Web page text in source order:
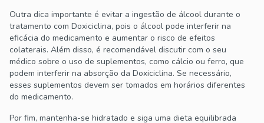
Outra dica importante é evitar a ingestão de álcool durante o
tratamento com Doxiciclina, pois o álcool pode interferir na
eficácia do medicamento e aumentar o risco de efeitos
colaterais. Além disso, é recomendável discutir com o seu
médico sobre o uso de suplementos, como cálcio ou ferro, que
podem interferir na absorção da Doxiciclina. Se necessário,
esses suplementos devem ser tomados em horários diferentes
do medicamento.
Por fim, mantenha-se hidratado e siga uma dieta equilibrada